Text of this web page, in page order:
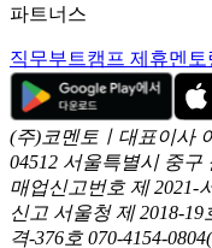
파트너스
직무부트캠프 제휴멘토
(주)코멘토ㅣ대표이사
04512 서울특별시 중구
매업신고번호 제 2021-
신고 서울청 제 2018-
격-376호 070-4154-0804